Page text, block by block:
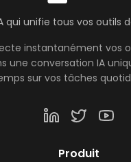
qui unifie tous vos outils
instantanément vos
une conversation IA
sur vos tâches
Produit